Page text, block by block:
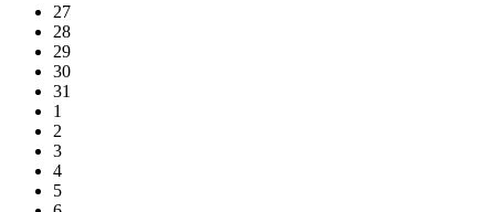
27
28
29
30
31
1
2
3
4
5